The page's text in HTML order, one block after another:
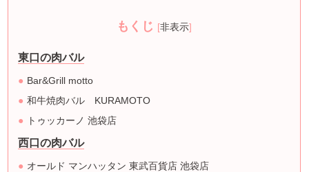
もくじ [非表示]
東口の肉バル
Bar&Grill motto
和牛焼肉バル KURAMOTO
トゥッカーノ 池袋店
西口の肉バル
オールド マンハッタン 東武百貨店 池袋店